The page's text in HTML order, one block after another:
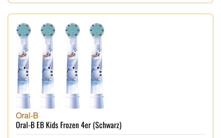
Oral-B
Oral-B EB Kids Frozen 4er (Schwarz)